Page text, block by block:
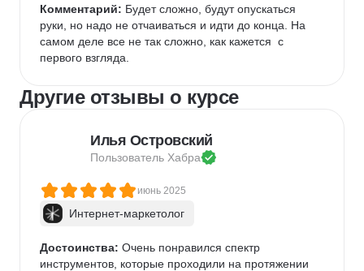
Комментарий: Будет сложно, будут опускаться
руки, но надо не отчаиваться и идти до конца. На
самом деле все не так сложно, как кажется  с
первого взгляда.
Другие отзывы о курсе
Илья Островский
Пользователь Хабра
июнь 2025
Интернет-маркетолог
Достоинства: Очень понравился спектр
инструментов, которые проходили на протяжении